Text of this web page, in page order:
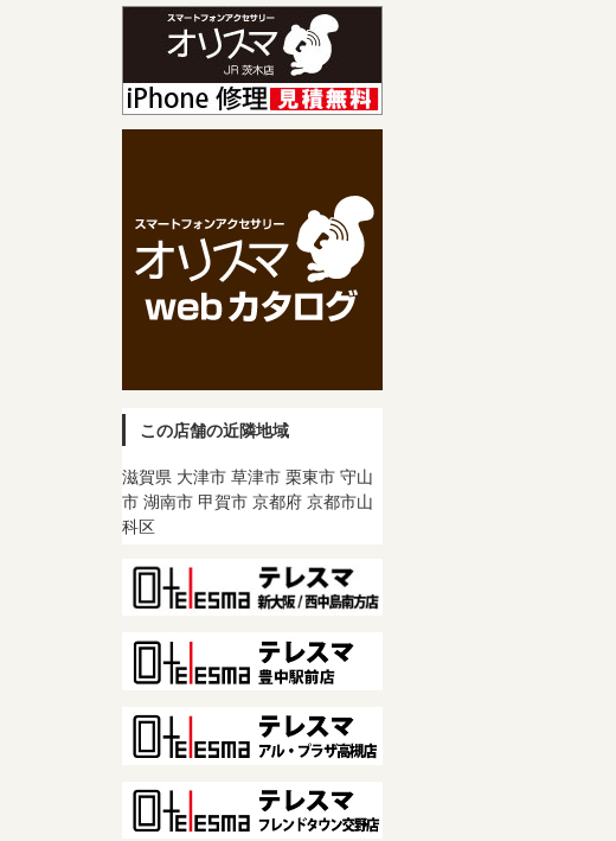
この店舗の近隣地域
滋賀県 大津市 草津市 栗東市 守山
市 湖南市 甲賀市 京都府 京都市山
科区